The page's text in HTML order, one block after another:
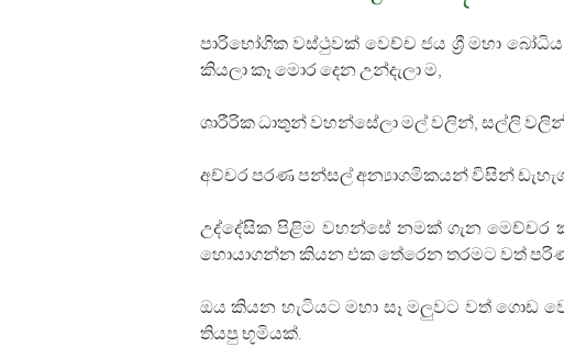
පාරිභෝගික වස්ථුවක් වෙච්ච ජය ශ්‍රී මහා
කියලා කෑ මොර දෙන උන්දැලා ම,
ශාරීරික ධාතුන් වහන්සේලා මල් වලින්, සල්ලි
අච්චර පරණ පන්සල් අන්‍යාගමිකයන් විසින්
උද්දේසික පිළිම වහන්සේ නමක් ගැන මෙච්චර
හොයාගන්න කියන එක තේරෙන තරමට වත්
ඔය කියන හැටියට මහා සෑ මලුවට වත් ගොඩ
තියපු භූමියක්.